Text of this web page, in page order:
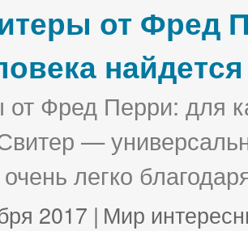
от Фред
Фред Перри: для
—
легко
2017 | Мир